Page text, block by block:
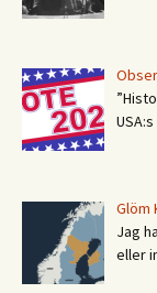
USA:s
Glöm
Jag
eller